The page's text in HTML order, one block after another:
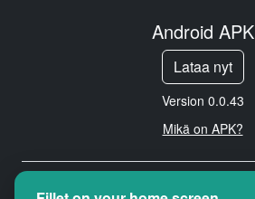
Android APK
Lataa nyt
Version 0.0.43
Mikä on APK?
Copyright © 2026 Cityredbird